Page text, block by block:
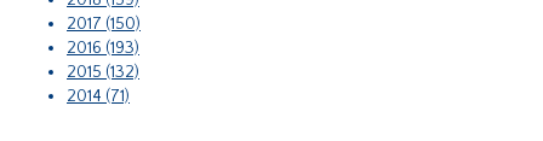
2017 (150)
2016 (193)
2015 (132)
2014 (71)